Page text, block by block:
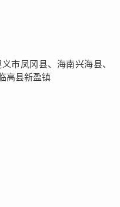
市凤冈县、海南兴海县、
高县新盈镇